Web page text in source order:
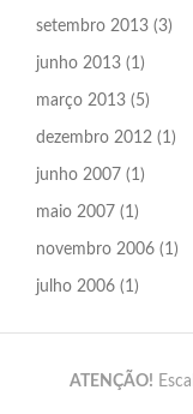
setembro 2013 (3)
junho 2013 (1)
março 2013 (5)
dezembro 2012 (1)
junho 2007 (1)
maio 2007 (1)
novembro 2006 (1)
julho 2006 (1)
ATENÇÃO!